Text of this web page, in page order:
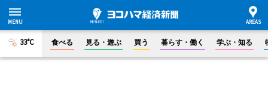
33°C 食べる 見る・遊ぶ 買う 暮らす・働く 学ぶ・知る